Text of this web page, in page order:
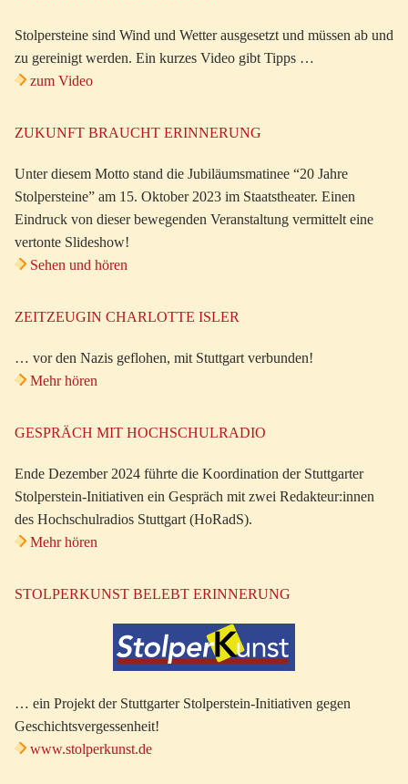
Stolpersteine sind Wind und Wetter ausgesetzt und müssen ab und
zu gereinigt werden. Ein kurzes Video gibt Tipps …
zum Video
ZUKUNFT BRAUCHT ERINNERUNG
Unter diesem Motto stand die Jubiläumsmatinee “20 Jahre
Stolpersteine” am 15. Oktober 2023 im Staatstheater. Einen
Eindruck von dieser bewegenden Veranstaltung vermittelt eine
vertonte Slideshow!
Sehen und hören
ZEITZEUGIN CHARLOTTE ISLER
… vor den Nazis geflohen, mit Stuttgart verbunden!
Mehr hören
GESPRÄCH MIT HOCHSCHULRADIO
Ende Dezember 2024 führte die Koordination der Stuttgarter
Stolperstein-Initiativen ein Gespräch mit zwei Redakteur:innen
des Hochschulradios Stuttgart (HoRadS).
Mehr hören
STOLPERKUNST BELEBT ERINNERUNG
… ein Projekt der Stuttgarter Stolperstein-Initiativen gegen
Geschichtsvergessenheit!
www.stolperkunst.de